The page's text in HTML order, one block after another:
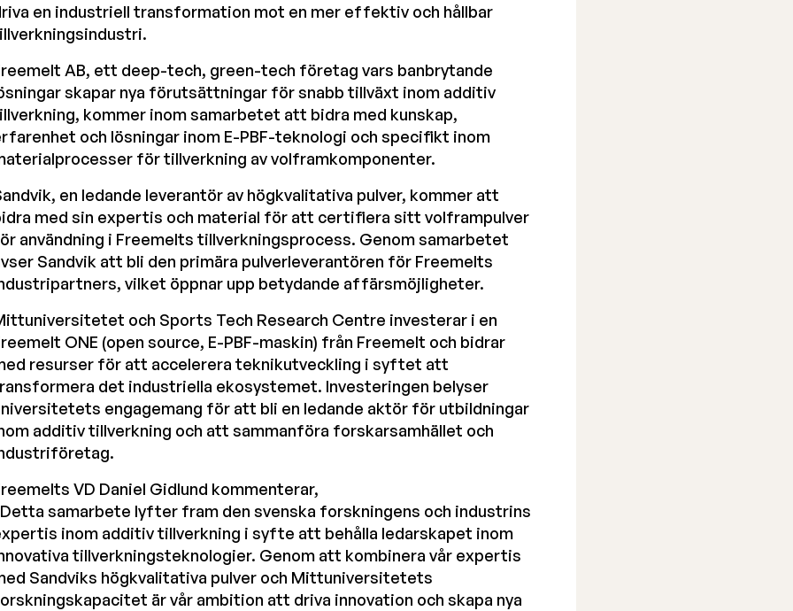
en industriell transformation mot en mer effektiv och hållbar
AB, ett deep-tech, green-tech företag vars banbrytande
skapar nya förutsättningar för snabb tillväxt inom additiv
kommer inom samarbetet att bidra med kunskap,
och lösningar inom E-PBF-teknologi och specifikt inom
för tillverkning av volframkomponenter.
en ledande leverantör av högkvalitativa pulver, kommer att
med sin expertis och material för att certifiera sitt volframpulver
användning i Freemelts tillverkningsprocess. Genom samarbetet
Sandvik att bli den primära pulverleverantören för Freemelts
vilket öppnar upp betydande affärsmöjligheter.
och Sports Tech Research Centre investerar i en
ONE (open source, E-PBF-maskin) från Freemelt och bidrar
resurser för att accelerera teknikutveckling i syftet att
det industriella ekosystemet. Investeringen belyser
engagemang för att bli en ledande aktör för utbildningar
additiv tillverkning och att sammanföra forskarsamhället och
VD Daniel Gidlund kommenterar,
samarbete lyfter fram den svenska forskningens och industrins
inom additiv tillverkning i syfte att behålla ledarskapet inom
tillverkningsteknologier. Genom att kombinera vår expertis
Sandviks högkvalitativa pulver och Mittuniversitetets
är vår ambition att driva innovation och skapa nya